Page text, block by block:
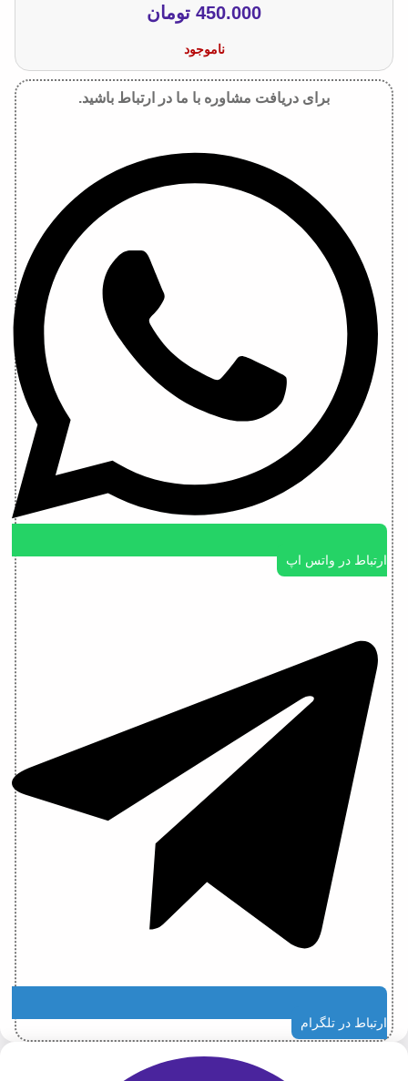
450.000 تومان
ناموجود
برای دریافت مشاوره با ما در ارتباط باشید.
ارتباط در واتس اپ
ارتباط در تلگرام